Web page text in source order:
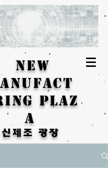
New
Plaz
a
신제조 광장